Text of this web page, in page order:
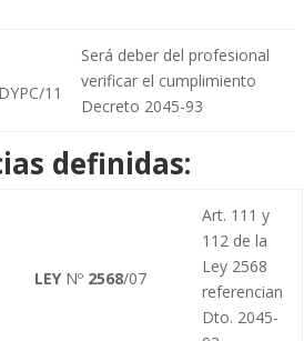
11
Será deber del profesional
verificar el cumplimiento
Decreto 2045-93
definidas:
LEYNº 2568/07
Art. 111 y
112 de la
Ley 2568
referencian
Dto. 2045-